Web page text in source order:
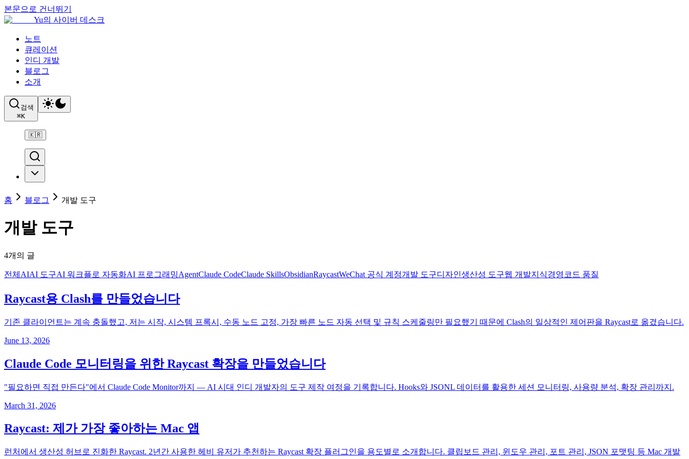
본문으로 건너뛰기
Yu의 사이버 데스크
노트
큐레이션
인디 개발
블로그
소개
검색
⌘K
🇰🇷
홈 블로그 개발 도구
개발 도구
4개의 글
전체 AIAI 도구AI 워크플로 자동화AI 프로그래밍AgentClaude CodeClaude SkillsObsidianRaycastWeChat 공식 계정개발 도구디자인생산성 도구웹 개발지식경영 코드 품질
Raycast용 Clash를 만들었습니다
기존 클라이언트는 계속 충돌했고, 저는 시작, 시스템 프록시, 수동 노드 고정, 가장 빠른 노드 자동 선택 및 규칙 스케줄링만 필요했기 때문에 Clash의 일상적인 제어판을 Raycast로 옮겼습니다.
June 13, 2026
Claude Code 모니터링을 위한 Raycast 확장을 만들었습니다
"필요하면 직접 만든다"에서 Claude Code Monitor까지 — AI 시대 인디 개발자의 도구 제작 여정을 기록합니다. Hooks와 JSONL 데이터를 활용한 세션 모니터링, 사용량 분석, 확장 관리까지.
March 31, 2026
Raycast: 제가 가장 좋아하는 Mac 앱
런처에서 생산성 허브로 진화한 Raycast. 2년간 사용한 헤비 유저가 추천하는 Raycast 확장 플러그인을 용도별로 소개합니다. 클립보드 관리, 윈도우 관리, 포트 관리, JSON 포맷팅 등 Mac 개발